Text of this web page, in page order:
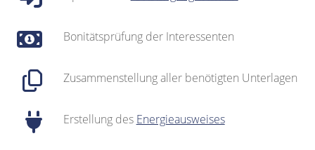
Bonitätsprüfung der Interessenten
Zusammenstellung aller benötigten Unterlagen
Erstellung des Energieausweises